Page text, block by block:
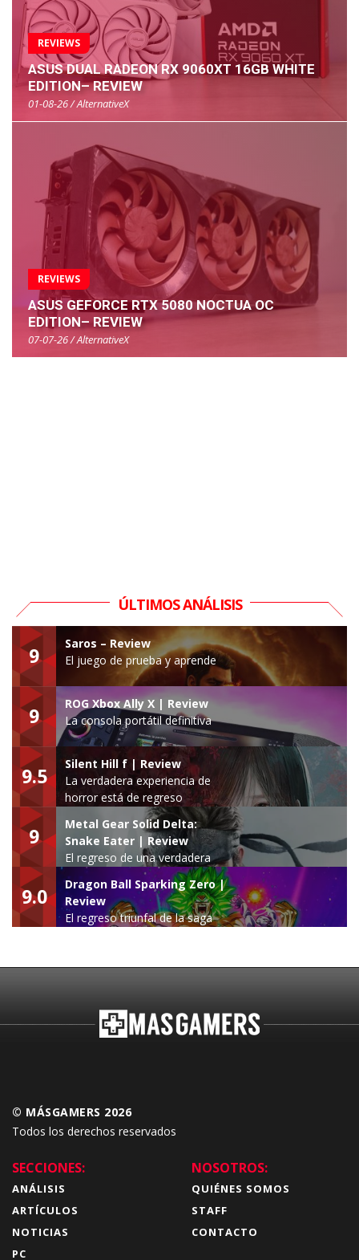
REVIEWS
ASUS DUAL RADEON RX 9060XT 16GB WHITE
EDITION– REVIEW
01-08-26 / AlternativeX
REVIEWS
ASUS GEFORCE RTX 5080 NOCTUA OC
EDITION– REVIEW
07-07-26 / AlternativeX
ÚLTIMOS ANÁLISIS
9
Saros – Review
El juego de prueba y aprende
9
ROG Xbox Ally X | Review
La consola portátil definitiva
9.5
Silent Hill f | Review
La verdadera experiencia de
horror está de regreso
9
Metal Gear Solid Delta:
Snake Eater | Review
El regreso de una verdadera
leyenda
9.0
Dragon Ball Sparking Zero |
Review
El regreso triunfal de la saga
© MÁSGAMERS 2026
Todos los derechos reservados
SECCIONES:
ANÁLISIS
ARTÍCULOS
NOTICIAS
PC
NOSOTROS:
QUIÉNES SOMOS
STAFF
CONTACTO